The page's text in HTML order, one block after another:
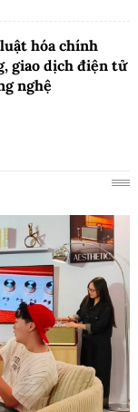
hóa chính
giao dịch điện tử
nghệ